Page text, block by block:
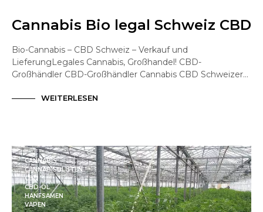
Cannabis Bio legal Schweiz CBD
Bio-Cannabis – CBD Schweiz – Verkauf und
LieferungLegales Cannabis, Großhandel! CBD-
Großhändler CBD-Großhändler Cannabis CBD Schweizer…
WEITERLESEN
CANNABIS
CANNABISBLÜTEN
CBD
CBD-ÖL
HANFSAMEN
VAPEN